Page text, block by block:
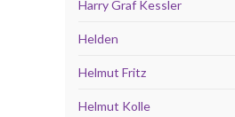
Harry Graf Kessler
Helden
Helmut Fritz
Helmut Kolle